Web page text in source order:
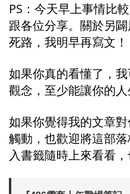
PS：今天早上事情比
跟各位分享。關於另
死路，我明早再寫文！
如果你真的看懂了，
觀念，至少能讓你的人
如果你覺得我的文章
觸動，也歡迎將這部
入書籤隨時上來看看，